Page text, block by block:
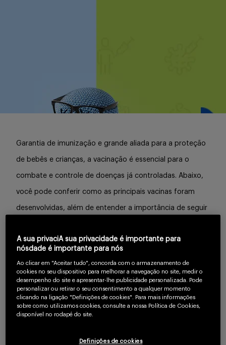
Entrar
Cadastrar
Buscar
Garantia de imunização e grande aliada para a proteção
de bebês e crianças, a vacinação é essencial para o
combate e controle de doenças já controladas. Abaixo,
você pode conferir como as principais vacinas foram
desenvolvidas, além de entender a importância de seguir
pandemia. Veja:
A sua privaciA sua privacidade é importante para
nósdade é importante para nós
Ao clicar em "Aceitar tudo", concorda com o armazenamento de
cookies no seu dispositivo para melhorar a navegação no site, medir o
desempenho do site e apresentar-lhe publicidade personalizada. Pode
personalizar ou retirar o seu consentimento a qualquer momento
clicando na ligação "Definições de cookies". Para mais informações
sobre como utilizamos cookies, consulte a nossa Política de Cookies,
disponível no rodapé do site.
Definições de cookies